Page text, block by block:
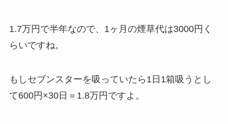
1.7万円で半年なので、1ヶ月の煙草代は3000円く
らいですね。
もしセブンスターを吸っていたら1日1箱吸うとし
て600円×30日＝1.8万円ですよ。